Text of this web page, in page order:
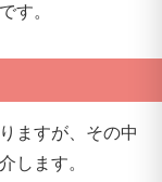
す。
ますが、その中
します。